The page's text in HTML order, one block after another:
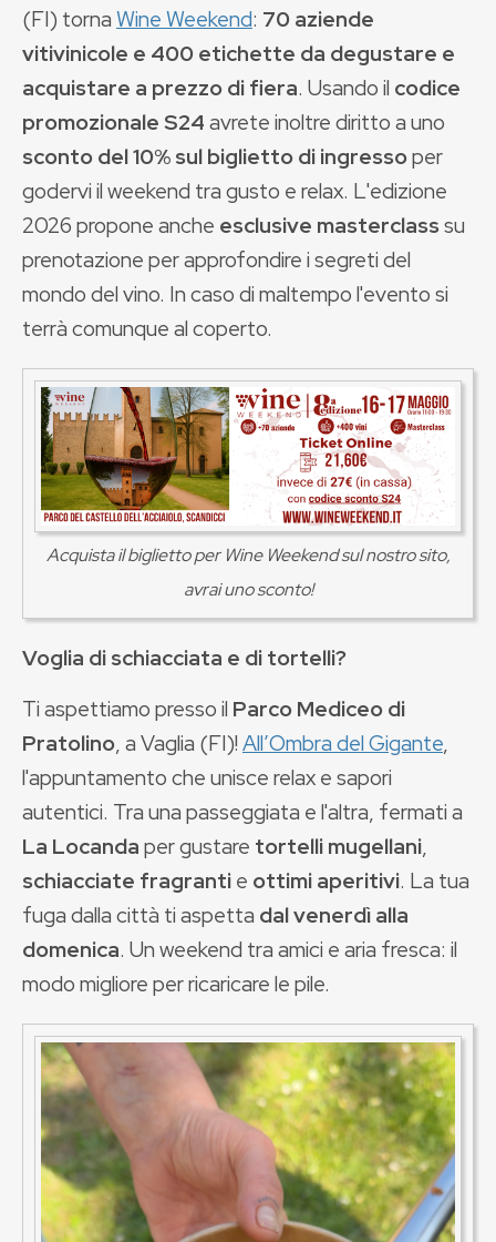
(FI) tornaWine Weekend: 70 aziende
vitivinicole e 400 etichette da degustare e
acquistare a prezzo di fiera. Usando il codice
promozionale S24avrete inoltre diritto a uno
sconto del 10% sul biglietto di ingressoper
godervi il weekend tra gusto e relax. L'edizione
2026 propone anche esclusive masterclasssu
prenotazione per approfondire i segreti del
mondo del vino. In caso di maltempo l'evento si
terrà comunque al coperto.
Acquista il biglietto per Wine Weekend sul nostro sito,
avrai uno sconto!
Voglia di schiacciata e di tortelli?
Ti aspettiamo presso il Parco Mediceo di
Pratolino, a Vaglia (FI)!All’Ombra del Gigante,
l'appuntamento che unisce relax e sapori
autentici. Tra una passeggiata e l'altra, fermati a
La Locandaper gustare tortelli mugellani,
schiacciate fragrantie ottimi aperitivi. La tua
fuga dalla città ti aspetta dal venerdì alla
domenica. Un weekend tra amici e aria fresca: il
modo migliore per ricaricare le pile.